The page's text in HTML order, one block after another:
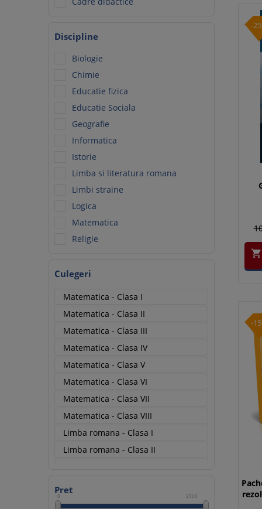
Discipline
Biologie
Chimie
Educatie fizica
Educatie Sociala
Geografie
Informatica
Istorie
Limba si literatura romana
Limbi straine
Logica
Matematica
Religie
Culegeri
Matematica - Clasa I
Matematica - Clasa II
Matematica - Clasa III
Matematica - Clasa IV
Matematica - Clasa V
Matematica - Clasa VI
Matematica - Clasa VII
Matematica - Clasa VIII
Limba romana - Clasa I
Limba romana - Clasa II
Pret
0 2500
-

-